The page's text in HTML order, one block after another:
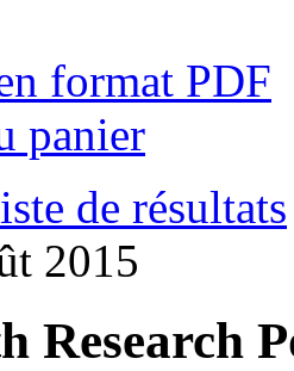
format PDF
panier
de résultats
2015
Research